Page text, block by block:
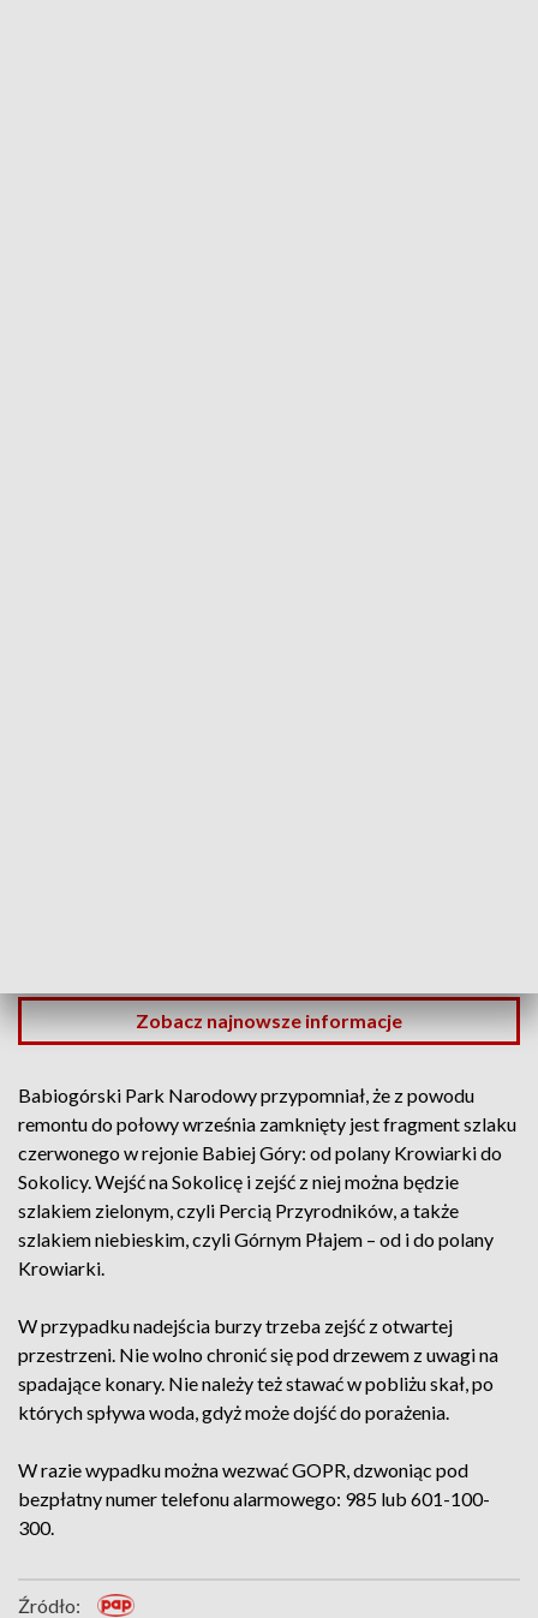
Zobacz najnowsze informacje
Babiogórski Park Narodowy przypomniał, że z powodu
remontu do połowy września zamknięty jest fragment szlaku
czerwonego w rejonie Babiej Góry: od polany Krowiarki do
Sokolicy. Wejść na Sokolicę i zejść z niej można będzie
szlakiem zielonym, czyli Percią Przyrodników, a także
szlakiem niebieskim, czyli Górnym Płajem – od i do polany
Krowiarki.
W przypadku nadejścia burzy trzeba zejść z otwartej
przestrzeni. Nie wolno chronić się pod drzewem z uwagi na
spadające konary. Nie należy też stawać w pobliżu skał, po
których spływa woda, gdyż może dojść do porażenia.
W razie wypadku można wezwać GOPR, dzwoniąc pod
bezpłatny numer telefonu alarmowego: 985 lub 601-100-
300.
Źródło: